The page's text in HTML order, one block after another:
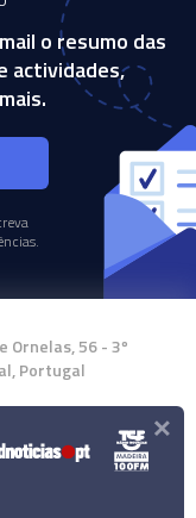
o resumo das
actividades,
Ornelas, 56 - 3º
Portugal
×